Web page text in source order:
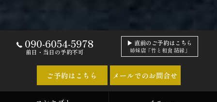
090-6054-5978
前日・当日の予約不可
▶ 直前のご予約はこちら
姉妹店「竹と和食 結縁」
ご予約はこちら メールでのお問合せ